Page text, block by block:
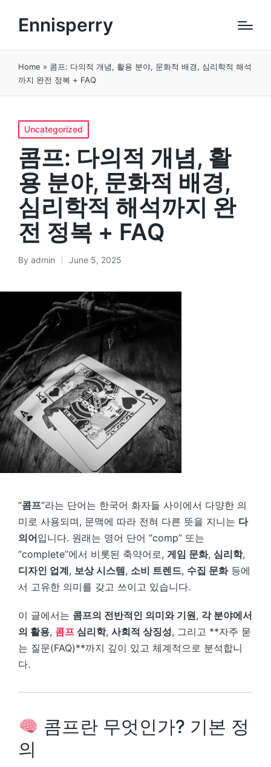
Ennisperry
Home » 콤프: 다의적 개념, 활용 분야, 문화적 배경, 심리학적 해석
까지 완전 정복 + FAQ
Posted
in
Uncategorized
콤프: 다의적 개념, 활
용 분야, 문화적 배경,
심리학적 해석까지 완
전 정복 + FAQ
Posted
By admin June 5, 2025
“콤프“라는 단어는 한국어 화자들 사이에서 다양한 의
미로 사용되며, 문맥에 따라 전혀 다른 뜻을 지니는 다
의어입니다. 원래는 영어 단어 “comp” 또는
“complete”에서 비롯된 축약어로, 게임 문화, 심리학,
디자인 업계, 보상 시스템, 소비 트렌드, 수집 문화등에
서 고유한 의미를 갖고 쓰이고 있습니다.
이 글에서는 콤프의 전반적인 의미와 기원, 각 분야에서
의 활용, 콤프 심리학, 사회적 상징성, 그리고 **자주 묻
는 질문(FAQ)**까지 깊이 있고 체계적으로 분석합니
다.
콤프란 무엇인가? 기본 정
의